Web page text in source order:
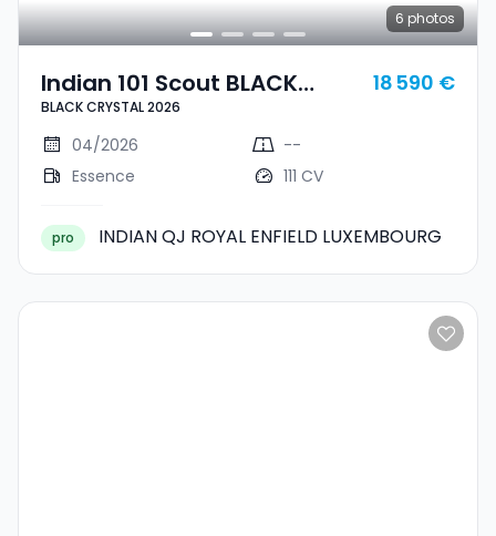
6 photos
Indian 101 Scout BLACK
CRYSTAL 2026
BLACK CRYSTAL 2026
18 590 €
04/2026
--
Essence
111 CV
pro INDIAN QJ ROYAL ENFIELD LUXEMBOURG